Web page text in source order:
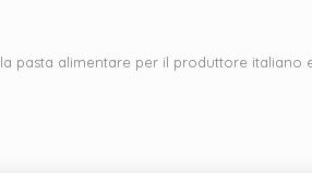
pasta alimentare per il produttore italiano